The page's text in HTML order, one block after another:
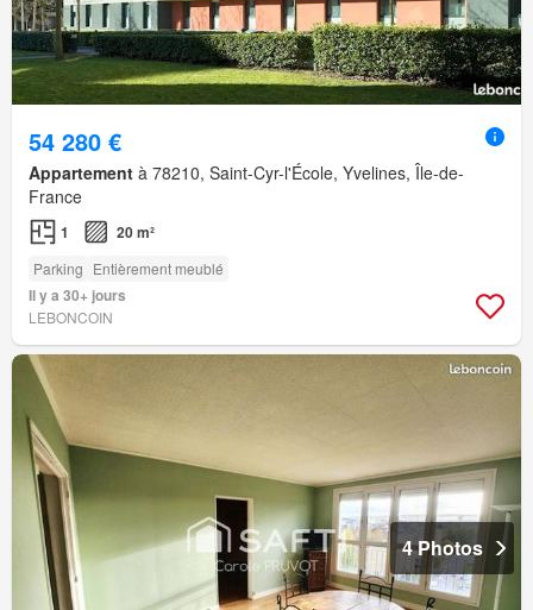
54 280 €
Appartement à 78210, Saint-Cyr-l'École, Yvelines, Île-de-
France
1 20 m²
Parking Entièrement meublé
Il y a 30+ jours
LEBONCOIN
4 Photos